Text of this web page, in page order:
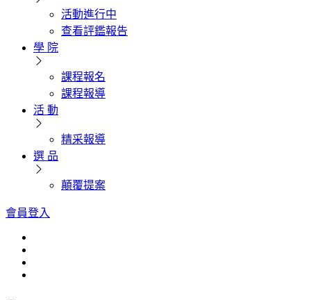
活動進行中
查看評鑑報告
學 院
課程報名
課程報導
活 動
精采報導
選 品
顛覆提案
會員登入